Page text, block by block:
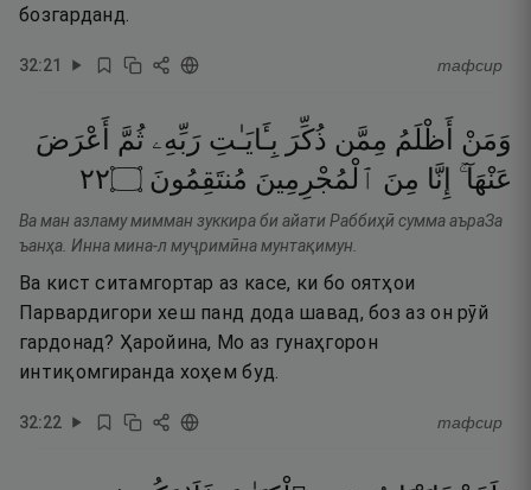
бозгарданд.
32:21 тафсир
وَمَنْ أَظْلَمُ مِمَّن ذُكِّرَ بِـَٔايَـٰتِ رَبِّهِۦ ثُمَّ
أَعْرَضَ
عَنْهَآ ۚ إِنَّا مِنَ ٱلْمُجْرِمِينَ مُنتَقِمُونَ ۝٢٢
Ва ман азламу мимман зуккира би айати Раббиҳӣ сумма аъраЗа
ъанҳа. Инна мина-л муҷримӣна мунтақимун.
Ва кист ситамгортар аз касе, ки бо оятҳои
Парвардигори хеш панд дода шавад, боз аз он рӯй
гардонад? Ҳаройина, Мо аз гунаҳгорон
интиқомгиранда хоҳем буд.
32:22 тафсир